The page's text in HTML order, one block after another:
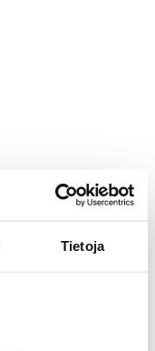
Tietoja